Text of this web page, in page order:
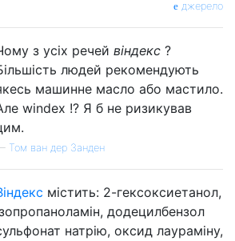
джерело
з усіх речей віндекс ?
людей рекомендують
машинне масло або мастило.
windex !? Я б не ризикував
Том ван дер Занден
містить: 2-гексоксиетанол,
додецилбензол
натрію, оксид лаураміну,